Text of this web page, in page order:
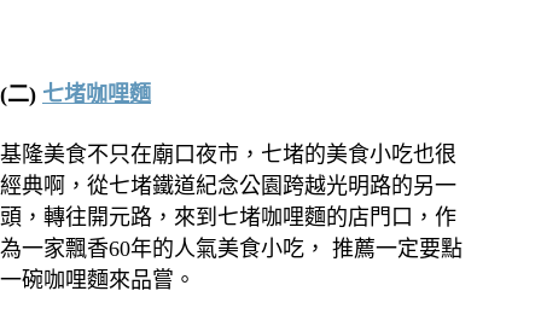
(二) 七堵咖哩麵
基隆美食不只在廟口夜市，七堵的美食小吃也很
經典啊，從七堵鐵道紀念公園跨越光明路的另一
頭，轉往開元路，來到七堵咖哩麵的店門口，作
為一家飄香60年的人氣美食小吃， 推薦一定要點
一碗咖哩麵來品嘗。